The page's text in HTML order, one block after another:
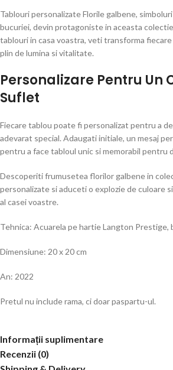
Tablouri personalizate Florile galbene,
bucuriei, devin protagoniste in aceasta
tablouri in casa voastra, veti transforma
plin de lumina si vitalitate.
Personalizare Pentru Un
Suflet
Fiecare tablou poate fi personalizat pentru a
adevarat special. Adaugati initiale, un mesaj
pentru a face tabloul unic si memorabil pentru
Descoperiti frumusetea florilor galbene in
personalizate si aduceti o explozie de culoare
al casei voastre.
Tehnica: Acuarela pe hartie Langton Prestige,
Dimensiune: 20 x 20 cm
An: 2022
Pretul nu include rama, ci doar paspartu-ul.
Informații suplimentare
Recenzii (0)